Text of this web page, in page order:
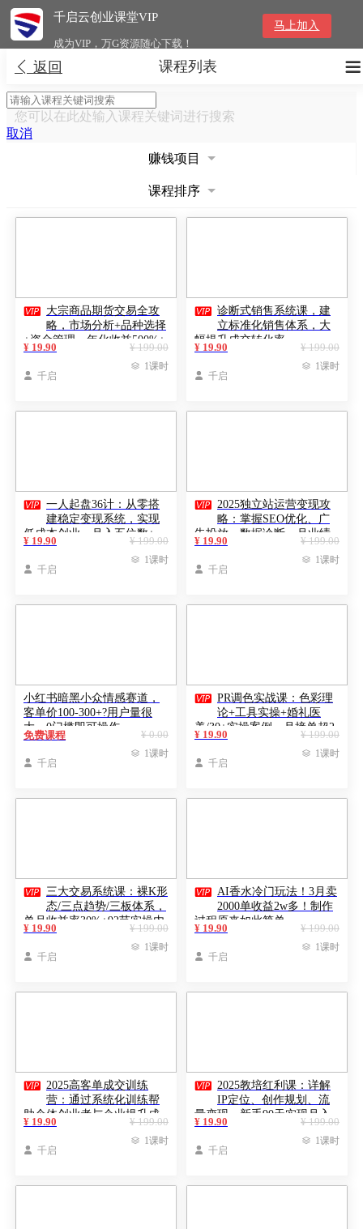
千启云创业课堂VIP
成为VIP，万G资源随心下载！
马上加入
 返回 
课程列表
您可以在此处输入课程关键词进行搜索
取消
赚钱项目
课程排序
 大宗商品期货交易全攻
略，市场分析+品种选择
+资金管理，年化收益500%+
¥ 199.00
¥ 19.90
 千启
 1课时
 诊断式销售系统课，建
立标准化销售体系，大
幅提升成交转化率
¥ 199.00
¥ 19.90
 千启
 1课时
 一人起盘36计：从零搭
建稳定变现系统，实现
低成本创业，月入五位数+
¥ 199.00
¥ 19.90
 千启
 1课时
 2025独立站运营变现攻
略：掌握SEO优化、广
告投放、数据诊断，月业绩
50万+
¥ 199.00
¥ 19.90
 千启
 1课时
小红书暗黑小众情感赛道，
客单价100-300+?用户量很
大，0门槛即可操作
¥ 0.00
免费课程
 千启
 1课时
 PR调色实战课：色彩理
论+工具实操+婚礼医
美/30+实操案例，月接单超2
万
¥ 199.00
¥ 19.90
 千启
 1课时
 三大交易系统课：裸K形
态/三点趋势/三板体系，
单月收益率30%+92节实操内
容
¥ 199.00
¥ 19.90
 千启
 1课时
 AI香水冷门玩法！3月卖
2000单收益2w多！制作
过程原来如此简单
¥ 199.00
¥ 19.90
 千启
 1课时
 2025高客单成交训练
营：通过系统化训练帮
助个体创业者与企业提升成
交率
¥ 199.00
¥ 19.90
 千启
 1课时
 2025教培红利课：详解
IP定位、创作规划、流
量变现，新手90天实现月入
20万
¥ 199.00
¥ 19.90
 千启
 1课时